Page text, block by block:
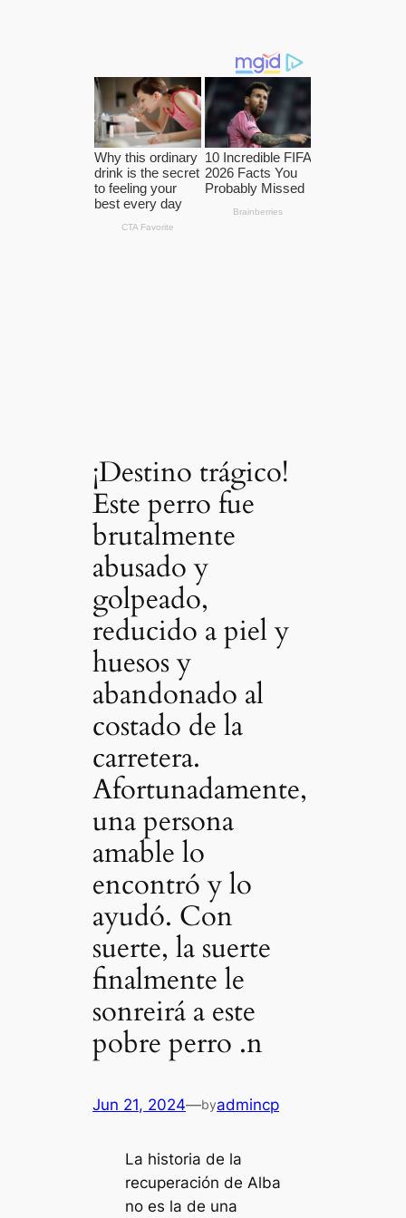
¡Destino trágico!
Este perro fue
brutalmente
abusado y
golpeado,
reducido a piel y
huesos y
abandonado al
costado de la
carretera.
Afortunadamente,
una persona
amable lo
encontró y lo
ayudó. Con
suerte, la suerte
finalmente le
sonreirá a este
pobre perro .n
Jun 21, 2024—byadmincp
La historia de la
recuperación de Alba
no es la de una